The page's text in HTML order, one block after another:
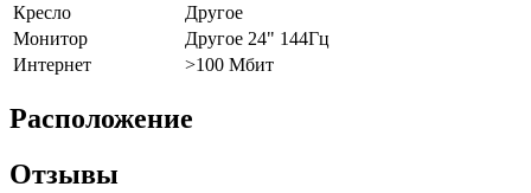
Кресло
Другое
Монитор
Другое 24" 144Гц
Интернет
>100 Мбит
Расположение
Отзывы